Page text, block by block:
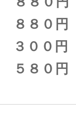
０円
００円
０円